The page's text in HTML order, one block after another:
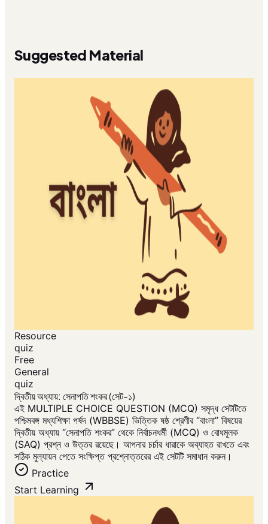
Suggested Material
Resource
quiz
Free
General
quiz
দ্বিতীয় অধ্যায়: সেনাপতি শংকর (সেট-১)
এই MULTIPLE CHOICE QUESTION (MCQ) সমৃদ্ধ সেটটিতে
পশ্চিমবঙ্গ মধ্যশিক্ষা পর্ষদ (WBBSE) ভিত্তিক ষষ্ঠ শ্রেণীর “বাংলা” বিষয়ের
দ্বিতীয় অধ্যায় “সেনাপতি শংকর” থেকে নির্বাচনধর্মী (MCQ) ও বোধমূলক
(SAQ) প্রশ্ন ও উত্তর রয়েছে। আপনার চর্চার ধারাকে অব্যাহত রাখতে এবং
সঠিক মুল্যায়ন পেতে সংক্ষিপ্ত প্রশ্নোত্তরের এই সেটটি সমাধান করুন।
Practice
Start Learning